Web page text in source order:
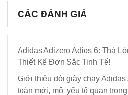
CÁC ĐÁNH GIÁ
Adidas Adizero Adios 6: Thả
Thiết Kế Đơn Sắc Tinh Tế!
Giới thiệu đôi giày chạy Adidas
toàn mới, một yếu tố quan